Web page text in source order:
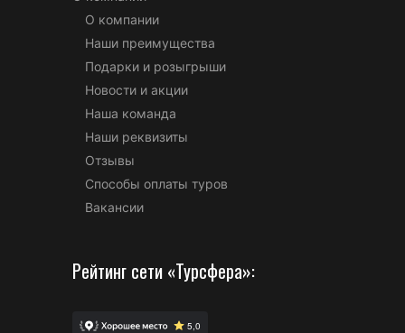
О компании
Наши преимущества
Подарки и розыгрыши
Новости и акции
Наша команда
Наши реквизиты
Отзывы
Способы оплаты туров
Вакансии
Рейтинг сети «Турсфера»: